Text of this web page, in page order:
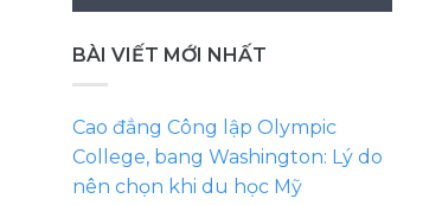
BÀI VIẾT MỚI NHẤT
Cao đẳng Công lập Olympic
College, bang Washington: Lý do
nên chọn khi du học Mỹ